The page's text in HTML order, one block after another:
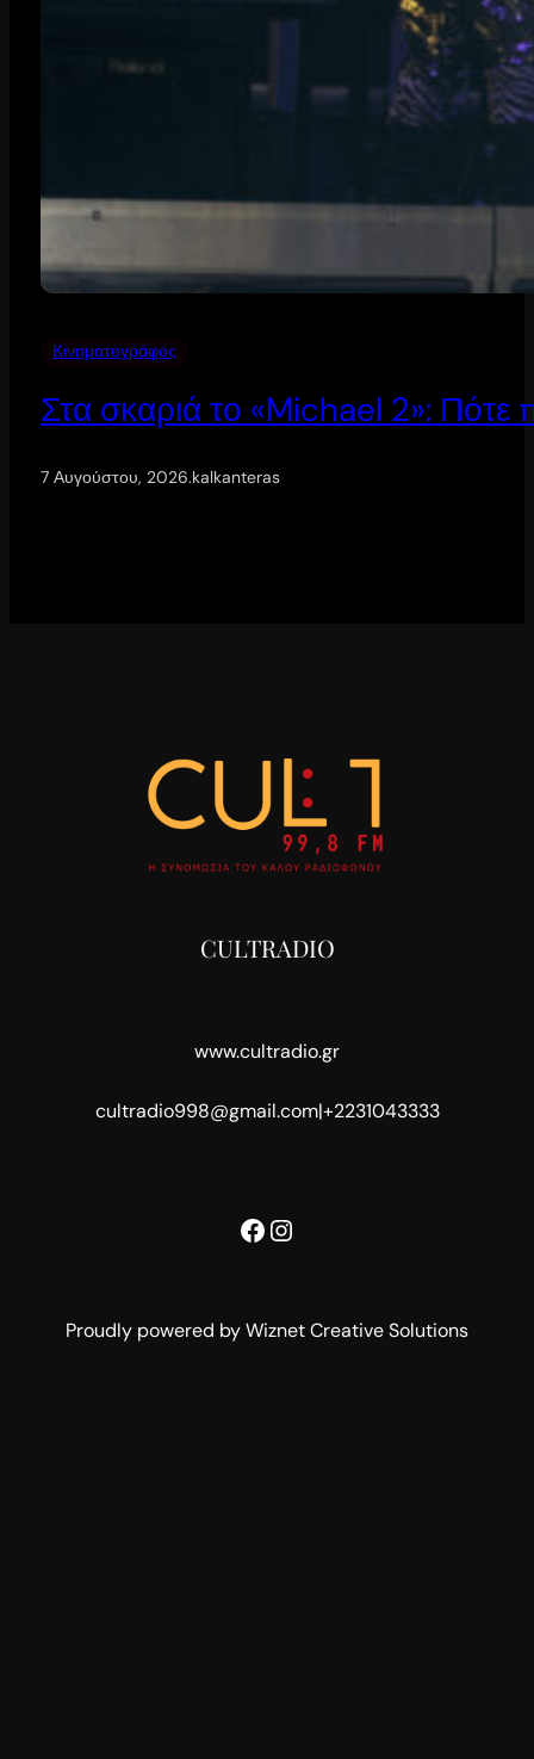
Κινηματογράφος
Στα σκαριά το «Michael 2»: Πότε
7 Αυγούστου, 2026.kalkanteras
CULTRADIO
www.cultradio.gr
cultradio998@gmail.com|+2231043333
Facebook
Instagram
Proudly powered by Wiznet Creative Solutions